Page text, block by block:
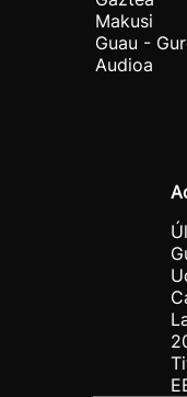
Makusi
Guau -
Audioa